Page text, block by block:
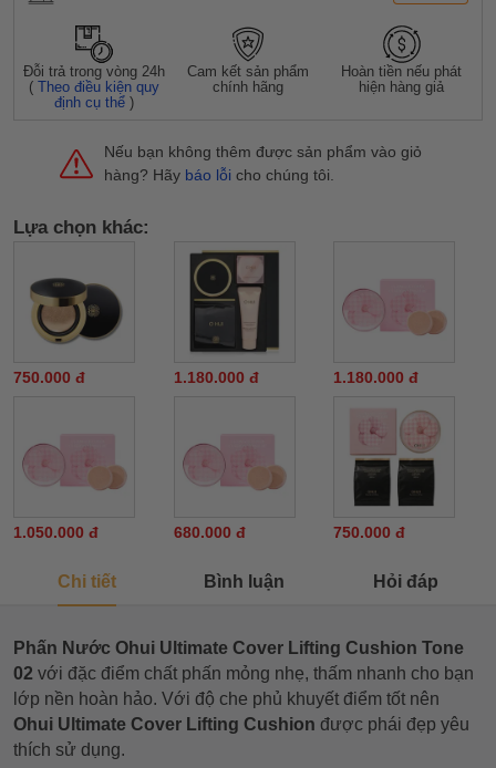
Đỗi trả trong vòng 24h
(Theo điều kiện quy
định cụ thể )
Cam kết sản phẩm
chính hãng
Hoàn tiền nếu phát
hiện hàng giả
Nếu bạn không thêm được sản phẩm vào giỏ
hàng? Hãy báo lỗi cho chúng tôi.
Lựa chọn khác:
750.000 đ 1.180.000 đ 1.180.000 đ
1.050.000 đ 680.000 đ 750.000 đ
Chi tiết Bình luận Hỏi đáp
Phấn Nước Ohui Ultimate Cover Lifting Cushion Tone
02 với đặc điểm chất phấn mỏng nhẹ, thấm nhanh cho bạn
lớp nền hoàn hảo. Với độ che phủ khuyết điểm tốt nên
Ohui Ultimate Cover Lifting Cushion được phái đẹp yêu
thích sử dụng.